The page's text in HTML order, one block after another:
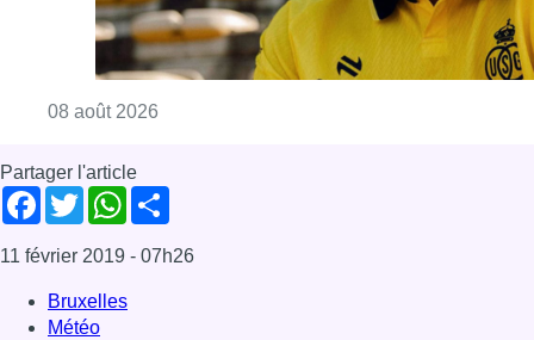
08 août 2026
Partager l'article
Facebook
TwitterWhatsApp
11 février 2019 - 07h26
Bruxelles
Météo